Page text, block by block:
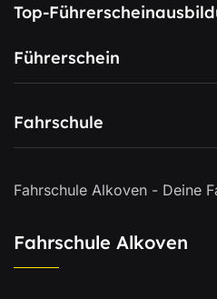
Top-
Führerschein
Fahrschule
Fahrschule Alkoven - Deine
Fahrschule Alkoven